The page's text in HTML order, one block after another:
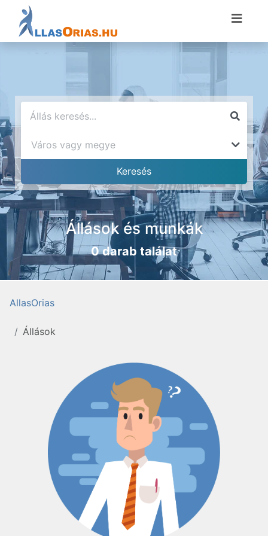
Állások és munkák
0 darab találat
AllasOrias
Állások